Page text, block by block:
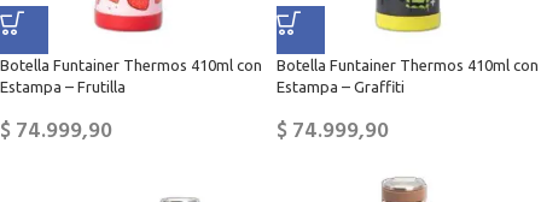
Botella Funtainer Thermos 410ml con
Estampa – Frutilla
$74.999,90
Botella Funtainer Thermos 410ml con
Estampa – Graffiti
$74.999,90